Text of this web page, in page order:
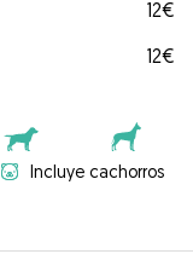
12€
12€
Incluye cachorros